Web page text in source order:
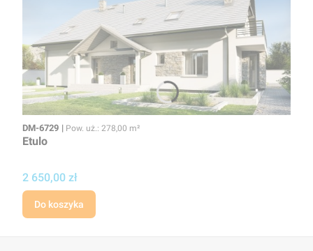
Kod
DM-6729 Powierzchnia użytkowa
Pow. uż.: 278,00 m²
Etulo
Cena projektu
2 650,00 zł
Do koszyka